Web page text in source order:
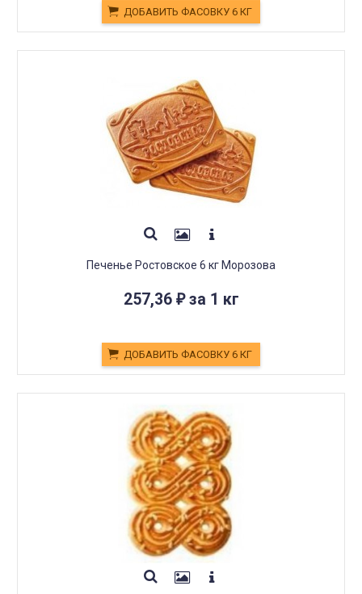
ДОБАВИТЬ ФАСОВКУ 6 КГ
Печенье Ростовское 6 кг Морозова
257,36 ₽за 1 кг
ДОБАВИТЬ ФАСОВКУ 6 КГ